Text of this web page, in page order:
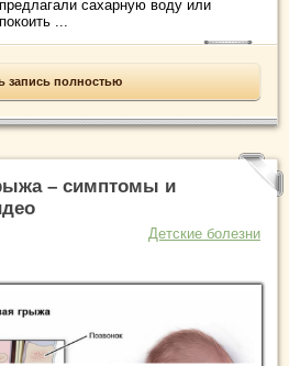
сахарную воду или
...
запись полностью
– симптомы и
Детские болезни